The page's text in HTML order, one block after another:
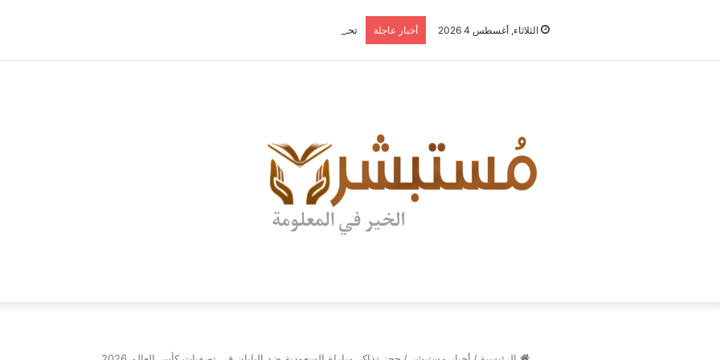
الثلاثاء, أغسطس 4 2026 أخبار عاجلة تحديث ببجي موبايل 4.2 الجديد.. رحلة “نشأة برايم-وود” التي غيّرت وجه إرانجل إلى الأبد